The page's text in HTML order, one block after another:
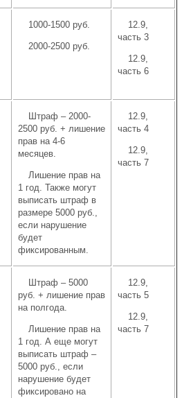
1000-1500 руб.
2000-2500 руб.
12.9,
часть 3
12.9,
часть 6
Штраф – 2000-
2500 руб. + лишение
прав на 4-6
месяцев.
Лишение прав на
1 год. Также могут
выписать штраф в
размере 5000 руб.,
если нарушение
будет
фиксированным.
12.9,
часть 4
12.9,
часть 7
Штраф – 5000
руб. + лишение прав
на полгода.
Лишение прав на
1 год. А еще могут
выписать штраф –
5000 руб., если
нарушение будет
фиксировано на
12.9,
часть 5
12.9,
часть 7